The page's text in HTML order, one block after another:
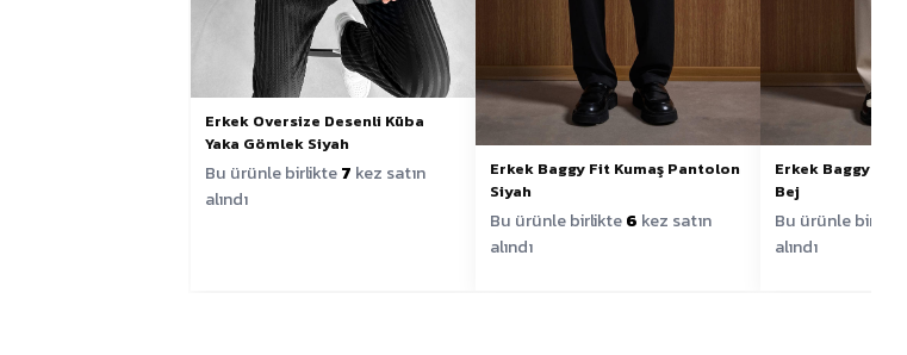
Erkek Oversize Desenli Küba
Yaka Gömlek Siyah
Bu ürünle birlikte7 kez satın
alındı
Erkek Baggy Fit Kumaş Pantolon
Siyah
Bu ürünle birlikte6 kez satın
alındı
Erkek Baggy Fit
Bej
Bu ürünle
alındı